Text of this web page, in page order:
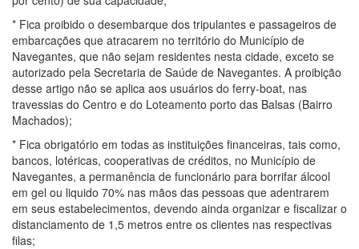
* Fica proibido o desembarque dos tripulantes e passageiros de
embarcações que atracarem no território do Município de
Navegantes, que não sejam residentes nesta cidade, exceto se
autorizado pela Secretaria de Saúde de Navegantes. A proibição
desse artigo não se aplica aos usuários do ferry-boat, nas
travessias do Centro e do Loteamento porto das Balsas (Bairro
Machados);
* Fica obrigatório em todas as instituições financeiras, tais como,
bancos, lotéricas, cooperativas de créditos, no Município de
Navegantes, a permanência de funcionário para borrifar álcool
em gel ou liquido 70% nas mãos das pessoas que adentrarem
em seus estabelecimentos, devendo ainda organizar e fiscalizar o
distanciamento de 1,5 metros entre os clientes nas respectivas
filas;